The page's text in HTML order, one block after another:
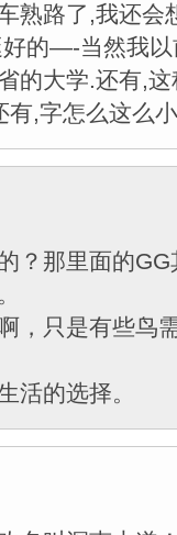
熟路了,我还会
的—-当然我
的大学.还有,
有,字怎么这么
？那里面的
，只是有些鸟
活的选择。